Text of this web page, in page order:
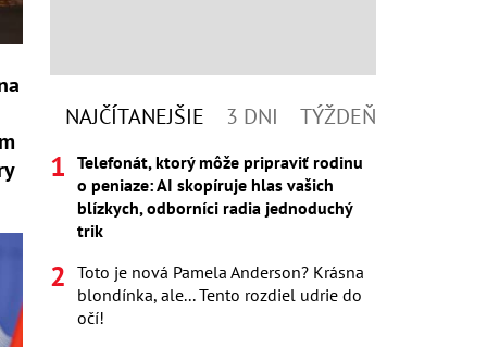
NAJČÍTANEJŠIE 3 DNI TÝŽDEŇ
Telefonát, ktorý môže pripraviť rodinu
o peniaze: AI skopíruje hlas vašich
blízkych, odborníci radia jednoduchý
trik
Toto je nová Pamela Anderson? Krásna
blondínka, ale... Tento rozdiel udrie do
očí!